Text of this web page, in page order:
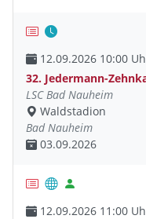
12.09.2026 10:00
32. Jedermann-
LSC Bad Nauheim
Waldstadion
Bad Nauheim
03.09.2026
12.09.2026 11:00